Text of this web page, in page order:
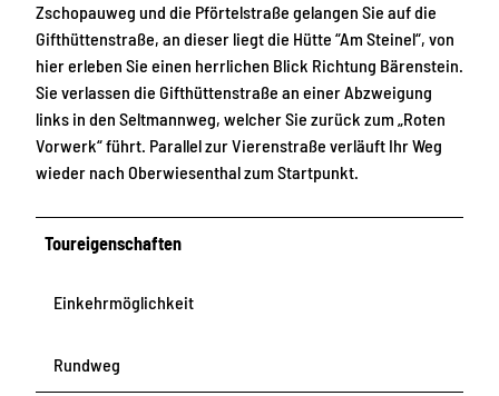
Zschopauweg und die Pförtelstraße gelangen Sie auf die
Gifthüttenstraße, an dieser liegt die Hütte “Am Steinel“, von
hier erleben Sie einen herrlichen Blick Richtung Bärenstein.
Sie verlassen die Gifthüttenstraße an einer Abzweigung
links in den Seltmannweg, welcher Sie zurück zum „Roten
Vorwerk“ führt. Parallel zur Vierenstraße verläuft Ihr Weg
wieder nach Oberwiesenthal zum Startpunkt.
Toureigenschaften
Einkehrmöglichkeit
Rundweg